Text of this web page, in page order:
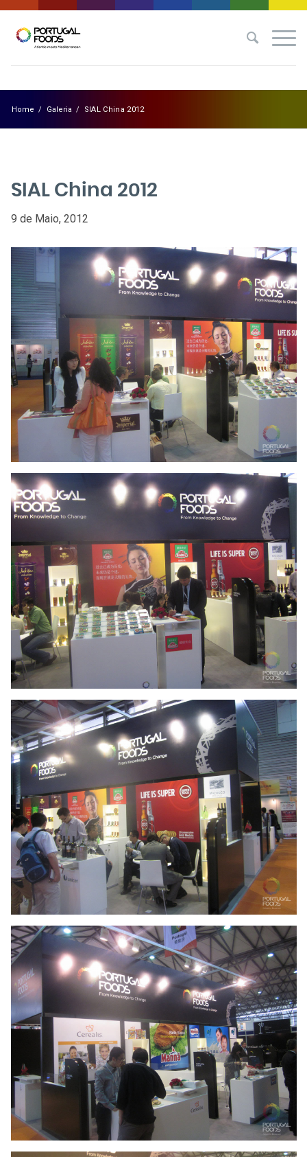
Home / Galeria / SIAL China 2012
SIAL China 2012
9 de Maio, 2012